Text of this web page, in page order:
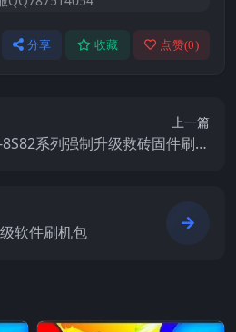
分享 收藏 点赞(0)
上一篇
系列强制升级救砖固件刷机
软件刷机包